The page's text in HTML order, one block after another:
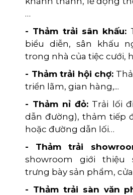
…
- Thảm trải sân khấu:
biểu diễn, sân khấu
trong nhà của tiệc cưới,
- Thảm trải hội chợ:
triển lãm, gian hàng,...
- Thảm nỉ đỏ: Trải lối
dẫn đường), thảm tiếp
hoặc đường dẫn lối…
- Thảm trải
showroom giới thiệu
trưng bày sản phẩm,
- Thảm trải sàn văn